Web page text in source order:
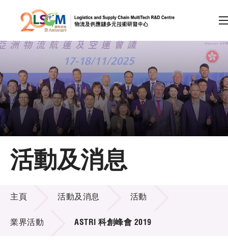
跳到內容（按回車鍵）
會員登入
A A EN 繁 简
主頁
關於LSCM
技術商品化
項目及資助計劃
活動及消息
活動及消息
活動及消息
主頁 活動及消息 活動
業界活動 ASTRI 科創峰會 2019